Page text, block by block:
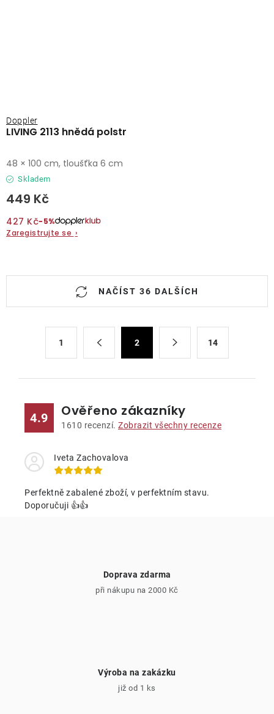
LIVING 2113 hnědá polstr
Doppler
Skladem
449 Kč
427 Kč−5%
Zaregistrujte se ›
48 × 100 cm, tloušťka 6 cm
O
NAČÍST 36 DALŠÍCH
1 2 14
4.9 Ověřeno zákazníky
1610 recenzí. Zobrazit všechny recenze
Iveta Zachovalova
Perfektně zabalené zboží, v perfektním stavu.
Doporučuji 👍👍
Doprava zdarma
při nákupu na 2000 Kč
Výroba na zakázku
již od 1 ks